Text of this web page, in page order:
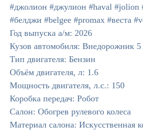
#джолион #джулион #haval #jolion
#белджи #belgee #promax #веста
Год выпуска а/м: 2026
Кузов автомобиля: Внедорожник 5
Тип двигателя: Бензин
Объём двигателя, л: 1.6
Мощность двигателя, л.с.: 150
Коробка передач: Робот
Салон: Обогрев рулевого колеса
Материал салона: Искусственная